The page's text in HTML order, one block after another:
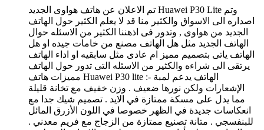
تم الاعلان عن هاتف هواوى الجديد Huawei P30 Lite وتم
اصداره الى الاسواق والكثير منا قد لا يعلم الكثير حول الهاتف
الجديد من هواوى , وتدور فى اذهننا الكثير من الاسئله حوال
الهاتف الجديد مثل هل الهاتف مصنع من خامات جيده او هل
الهاتف ياتى بتصميم مميز ام عادى مثل سابقيه او اداء الهاتف
يرتقى الى شراءه والكثير من الاسئله التى تدور حول الهاتف
مميزات هاتف Huawei P30 lite :- الهاتف يدعم لمبة
الإشعارات ولكن نورها ضعيف . وزن خفيف مع تخانة قليلة
مما يدل على مسكة ممتازة في الايد . تصميم شيك جدا مع
انعكاسات جديدة في الظهر خصوصا في اللون الأزرق المائل
للبنفسجي . متانة تصنيع ممتازة من الزجاج مع فريم معدني .